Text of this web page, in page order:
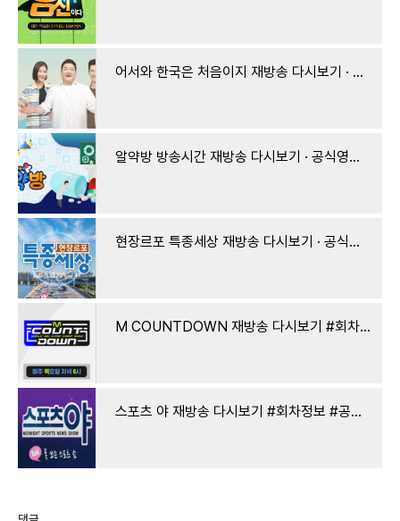
어서와 한국은 처음이지 재방송 다시보기 · 공식영상 보러가기 회차정보 방송시간 시청률 출연
알약방 방송시간 재방송 다시보기 · 공식영상 보러가기 회차정보 시청률 출연진 · 131회 132회 133
현장르포 특종세상 재방송 다시보기 · 공식영상 보러가기 회차정보 방송시간 시청률 출연진 · 5
M COUNTDOWN 재방송 다시보기 #회차정보 #공식영상 #방송시간 #출연진 #시청률 #726회 #727회 #728회 #729
스포츠 야 재방송 다시보기 #회차정보 #공식영상 #방송시간 #출연진 #시청률 #339회 #340회 #341회 #34